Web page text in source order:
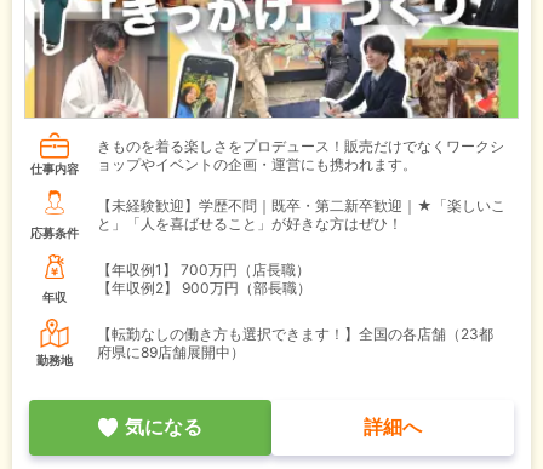
仕事内容
きものを着る楽しさをプロデュース！販売だけでなくワークシ
ョップやイベントの企画・運営にも携われます。
応募条件
【未経験歓迎】学歴不問｜既卒・第二新卒歓迎｜★「楽しいこ
と」「人を喜ばせること」が好きな方はぜひ！
年収
【年収例1】
700万円（店長職）
【年収例2】
900万円（部長職）
勤務地
【転勤なしの働き方も選択できます！】全国の各店舗（23都
府県に89店舗展開中）
気になる 詳細へ